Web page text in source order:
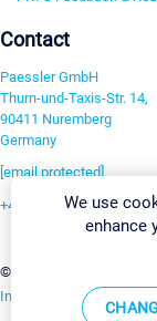
Contact
Paessler GmbH
Thurn-und-Taxis-Str. 14,
90411 Nuremberg
Germany
[email protected]
+49 911 93775-0
©2026 Paessler GmbH
Imprint Report Vulnerability
We use
enhance